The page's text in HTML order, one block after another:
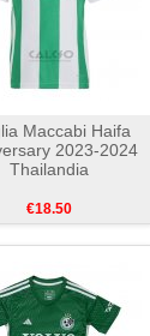
Maccabi Haifa
2023-2024
Thailandia
€18.50